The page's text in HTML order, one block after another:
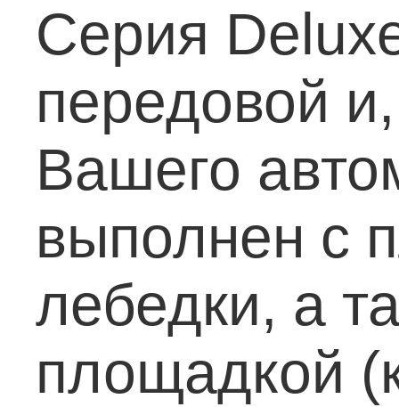
Серия
передовой
Вашего
выполнен с
лебедки, а
площадкой